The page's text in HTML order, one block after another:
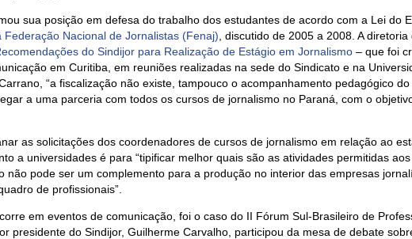
sua posição em defesa do trabalho dos estudantes de acordo com a Lei do
Nacional de Jornalistas (Fenaj) , discutido de 2005 a 2008. A
do Sindijor para Realização de Estágio em Jornalismo – que foi
em Curitiba, em reuniões realizadas na sede do Sindicato e na
“a fiscalização não existe, tampouco o acompanhamento pedagógico
a uma parceria com todos os cursos de jornalismo no Paraná, com o
as solicitações dos coordenadores de cursos de jornalismo em relação ao
a universidades é para “tipificar melhor quais são as atividades permitidas
não pode ser um complemento para a produção no interior das empresas
de profissionais”.
em eventos de comunicação, foi o caso do II Fórum Sul-Brasileiro de
presidente do Sindijor, Guilherme Carvalho, participou da mesa de debate